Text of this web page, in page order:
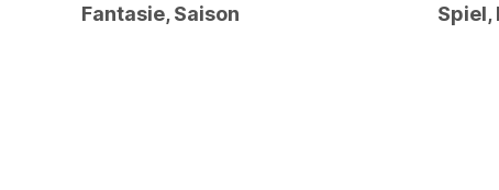
Fantasie, Saison Spiel,